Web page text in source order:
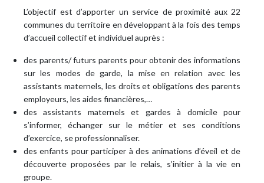
L’objectif est d’apporter un service de proximité aux 22
communes du territoire en développant à la fois des temps
d’accueil collectif et individuel auprès :
des parents/ futurs parents pour obtenir des informations
sur les modes de garde, la mise en relation avec les
assistants maternels, les droits et obligations des parents
employeurs, les aides financières,…
des assistants maternels et gardes à domicile pour
s’informer, échanger sur le métier et ses conditions
d’exercice, se professionnaliser.
des enfants pour participer à des animations d’éveil et de
découverte proposées par le relais, s’initier à la vie en
groupe.